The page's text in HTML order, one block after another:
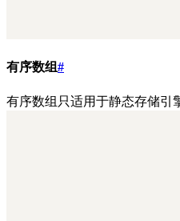
有序数组#
有序数组只适用于静态存储引